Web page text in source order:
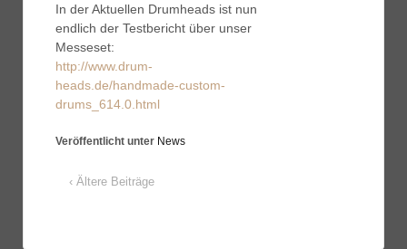
In der Aktuellen Drumheads ist nun
endlich der Testbericht über unser
Messeset:
http://www.drum-
heads.de/handmade-custom-
drums_614.0.html
Veröffentlicht unter News
‹ Ältere Beiträge